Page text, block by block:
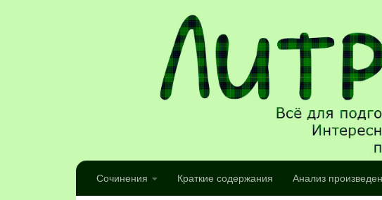
Сочинения Краткие содержания Анализ